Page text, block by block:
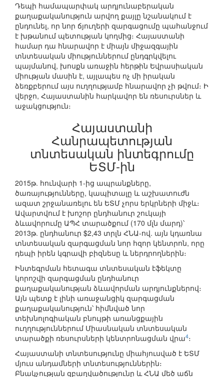
Դեպի համապարփակ արդյունաբերական
քաղաքականություն արվող քայլը նշանակում է
ընդունել, որ նոր ճյուղերի զարգացումը պահանջում
է խթանում պետության կողմից։ Հայաստանի
համար դա հնարավոր է միայն միջազգային
տնտեսական միություններում ընդգրկվելու
պայմանով, խոսքն առաջին հերթին Եվրասիական
միության մասին է, այլապես ոչ մի իրական
ձեռքբերում այս ուղղությամբ հնարավոր չի թվում։ Ի
վերջո, Հայաստանին հարկավոր են ռեսուրսներ և
աջակցություն։
Հայաստանի
Հանրապետության
տնտեսական ինտեգրումը
ԵՏՄ-ին
2015թ. հունվարի 1-ից ապրանքները,
ծառայությունները, կապիտալը և աշխատուժն
ազատ շրջանառելու են ԵՏՄ չորս երկրների միջև։
Ավարտվում է խոշոր ընդհանուր շուկայի
ձևավորումը ԱՊՀ տարածքում (170 մլն մարդ)՝
2013թ. ընդհանուր $2,43 տրլն ՀՆԱ-ով. այն կդառնա
տնտեսական զարգացման նոր հզոր կենտրոն, որը
դեպի իրեն կգրավի բիզնեսը և ներդրողներին։
Ինտեգրման հետագա տնտեսական էֆեկտը
կորոշվի զարգացման ընդհանուր
քաղաքականության ձևավորման արդյունքներով։
Այն պետք է լինի առաջանցիկ զարգացման
քաղաքականություն՝ հիմնված նոր
տեխնոլոգիական բնույթի առանցքային
ուղղություններում Միասնական տնտեսական
տարածքի ռեսուրսների կենտրոնացման վրա4։
Հայաստանի տնտեսությունը միահյուսված է ԵՏՄ
մյուս անդամների տնտեսություններին։
Բնակչության զբաղվածությունը և ՀՆԱ մեծ աճն